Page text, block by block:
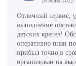
Отличный сервис,
выполнение
детских кресел!
оперативно план
прибыл точно в
организован на